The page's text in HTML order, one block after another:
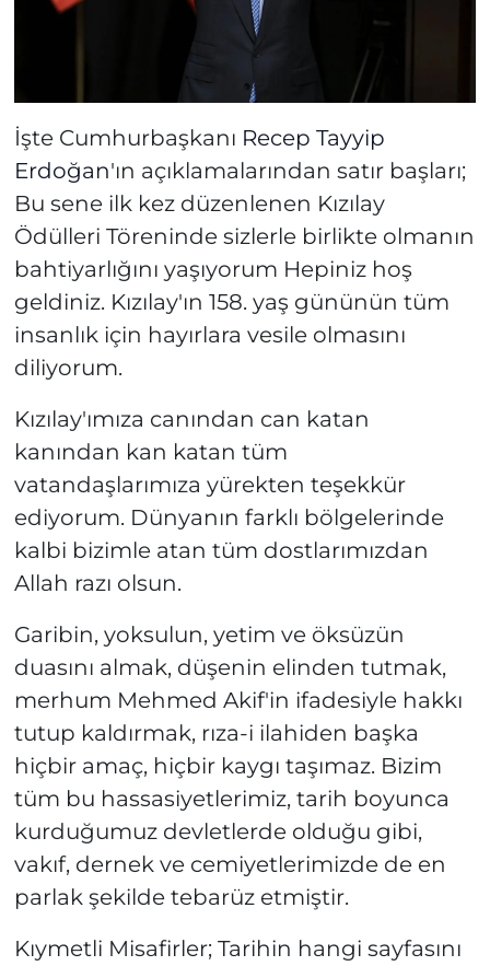
İşte Cumhurbaşkanı Recep Tayyip
Erdoğan'ın açıklamalarından satır başları;
Bu sene ilk kez düzenlenen Kızılay
Ödülleri Töreninde sizlerle birlikte olmanın
bahtiyarlığını yaşıyorum Hepiniz hoş
geldiniz. Kızılay'ın 158. yaş gününün tüm
insanlık için hayırlara vesile olmasını
diliyorum.
Kızılay'ımıza canından can katan
kanından kan katan tüm
vatandaşlarımıza yürekten teşekkür
ediyorum. Dünyanın farklı bölgelerinde
kalbi bizimle atan tüm dostlarımızdan
Allah razı olsun.
Garibin, yoksulun, yetim ve öksüzün
duasını almak, düşenin elinden tutmak,
merhum Mehmed Akif'in ifadesiyle hakkı
tutup kaldırmak, rıza-i ilahiden başka
hiçbir amaç, hiçbir kaygı taşımaz. Bizim
tüm bu hassasiyetlerimiz, tarih boyunca
kurduğumuz devletlerde olduğu gibi,
vakıf, dernek ve cemiyetlerimizde de en
parlak şekilde tebarüz etmiştir.
Kıymetli Misafirler; Tarihin hangi sayfasını